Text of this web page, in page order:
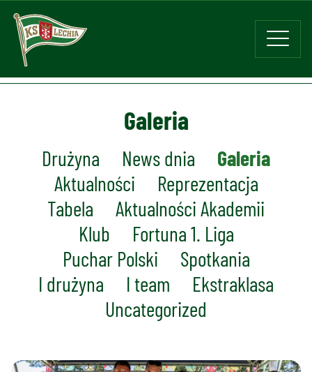
Galeria
Drużyna News dnia
Galeria
Aktualności
Reprezentacja
Tabela
Aktualności Akademii
Klub
Fortuna 1. Liga
Puchar Polski
Spotkania
I drużyna
I team
Ekstraklasa
Uncategorized